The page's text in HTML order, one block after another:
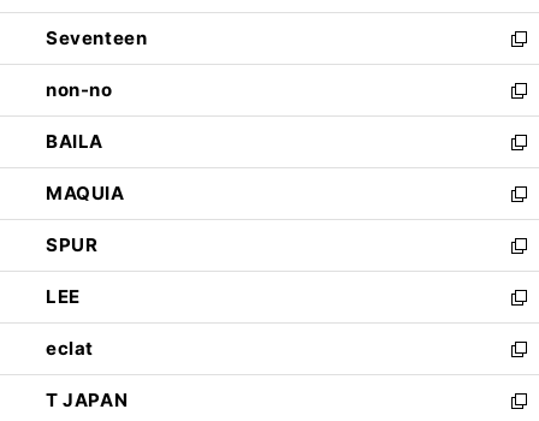
開
く
ウ
で
開
く
ン
ド
ウ
で
開
く
Seventeen
新
し
い
ウ
ィ
ン
ド
ウ
で
開
く
non-no
新
し
い
ウ
ィ
ン
ド
ウ
で
開
く
BAILA
新
し
い
ウ
ィ
ン
ド
ウ
で
開
く
MAQUIA
新
し
い
ウ
ィ
ン
ド
ウ
で
SPUR
新
し
い
ウ
ィ
ン
ド
LEE
新
し
い
ウ
ィ
eclat
新
し
い
T JAPAN
新